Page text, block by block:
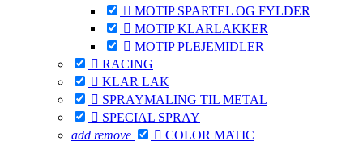
 MOTIP SPARTEL OG FYLDER
 MOTIP KLARLAKKER
 MOTIP PLEJEMIDLER
 RACING
 KLAR LAK
 SPRAYMALING TIL METAL
 SPECIAL SPRAY
add remove  COLOR MATIC